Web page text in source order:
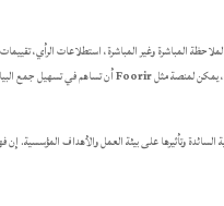
المباشرة وغير المباشرة، استطلاعات الرأي،
يمكن لمنصة مثلFoorirأن تساهم في تسهيل جمع
وتأثيرها على بيئة العمل والأهداف المؤسسية. إن